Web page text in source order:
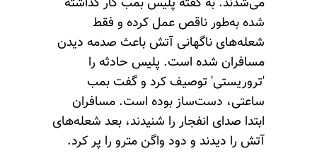
شده به‌طور ناقص عمل کرده و فقط
شعله‌های ناگهانی آتش باعث صدمه دیدن
مسافران شده است. پلیس حادثه را
'تروریستی' توصیف کرد و گفت بمب
ساعتی، دست‌ساز بوده است. مسافران
ابتدا صدای انفجار را شنیدند، بعد شعله‌های
آتش را دیدند و دود واگن مترو را پر کرد.